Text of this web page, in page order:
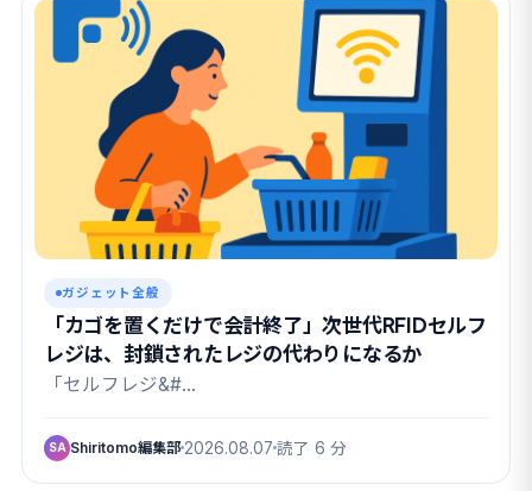
ガジェット全般
「カゴを置くだけで会計終了」次世代RFIDセルフ
レジは、封鎖されたレジの代わりになるか
「セルフレジ&#…
SA Shiritomo編集部 2026.08.07 読了 6 分